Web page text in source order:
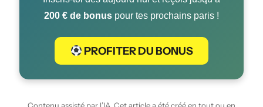
200 € de bonus pour tes prochains paris !
PROFITER DU BONUS